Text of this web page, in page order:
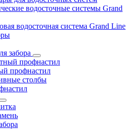
водосточные системы Grand
водосточная система Grand Line
забора
профнастил
профнастил
столбы